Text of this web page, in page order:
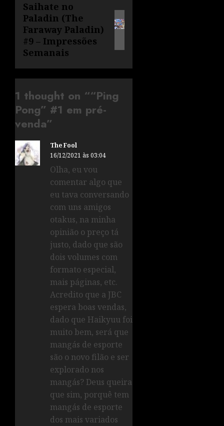
Saihate no
Paladin (The
Faraway Paladin)
#9 – Impressões
Semanais
1 thought on ““Ping
Pong” #1 em pré-
venda”
The Fool
16/12/2021 às 03:04
Olha, eu vou
comentar algo que
eu tava conversando
com uns amigos
otakus, na minha
opinião o preço tá
justo, dado que são
dois volumes com
formato especial,
mais páginas, etc.
Acredito que a JBC
espera boas vendas,
dado que Haikyuu foi
muito bem, será que
mangás de esporte
são o novo filão e ser
explorado nos
mangás? Deus queira
que sim, porquê tem
mangás de esporte
dos mais variados